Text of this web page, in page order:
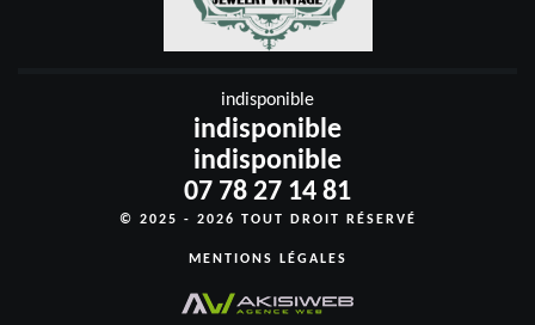
indisponible
indisponible
indisponible
07 78 27 14 81
© 2025 - 2026 TOUT DROIT RÉSERVÉ
MENTIONS LÉGALES